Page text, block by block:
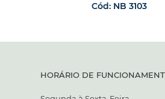
Cód: NB 3103
SOLICITAR
HORÁRIO DE